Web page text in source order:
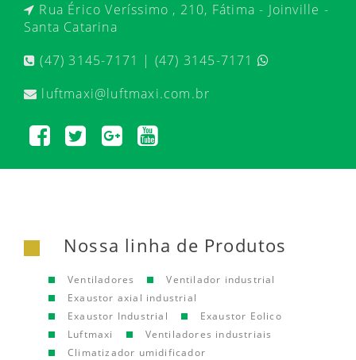
Rua Érico Veríssimo , 210, Fátima - Joinville -
Santa Catarina
(47) 3145-7171 | (47) 3145-7171
luftmaxi@luftmaxi.com.br
Nossa linha de Produtos
Ventiladores
Ventilador industrial
Exaustor axial industrial
Exaustor Industrial
Exaustor Eolico
Luftmaxi
Ventiladores industriais
Climatizador umidificador